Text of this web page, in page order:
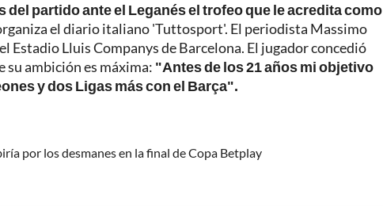
del partido ante el Leganés el trofeo que le acredita como
el diario italiano 'Tuttosport'. El periodista Massimo
Estadio Lluis Companys de Barcelona. El jugador concedió
ambición es máxima: "Antes de los 21 años mi objetivo
y dos Ligas más con el Barça".
por los desmanes en la final de Copa Betplay